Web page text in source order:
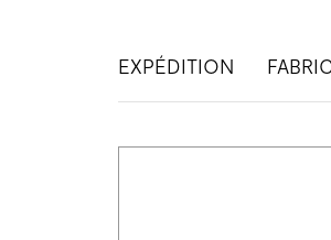
EXPÉDITION